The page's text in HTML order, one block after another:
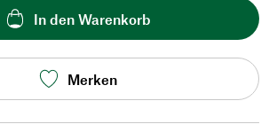
In den Warenkorb
Merken